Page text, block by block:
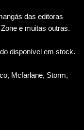
das editoras
e muitas outras.
disponível em stock.
Mcfarlane, Storm,